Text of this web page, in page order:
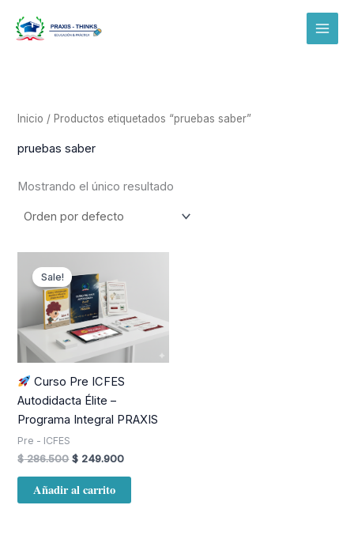
Inicio / Productos etiquetados “pruebas saber”
pruebas saber
Mostrando el único resultado
Sale!
Curso Pre ICFES
Autodidacta Élite –
Programa Integral PRAXIS
Pre - ICFES
$286.500
price
was:
$ 286.500.
$ 249.900
is:
$ 249.900.
Añadir al carrito